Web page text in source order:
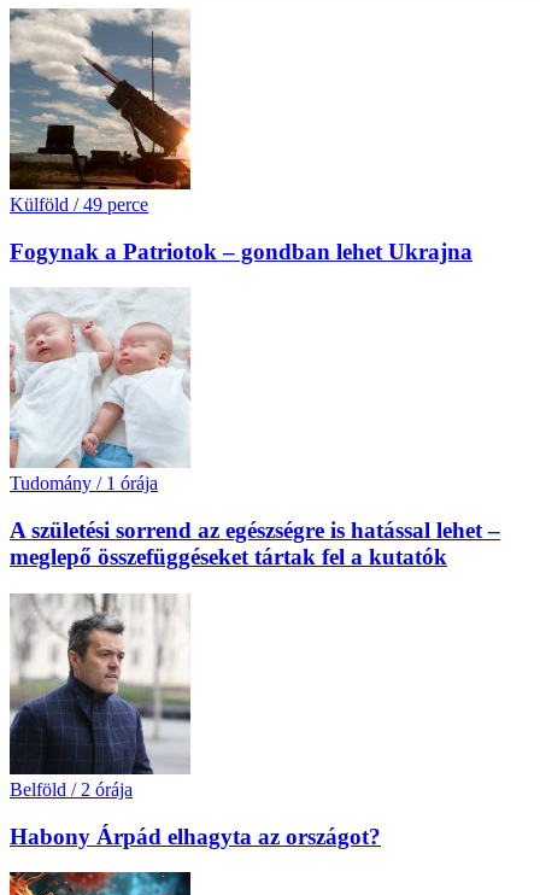
Külföld / 49 perce
Fogynak a Patriotok – gondban lehet Ukrajna
Tudomány / 1 órája
A születési sorrend az egészségre is hatással lehet –
meglepő összefüggéseket tártak fel a kutatók
Belföld / 2 órája
Habony Árpád elhagyta az országot?